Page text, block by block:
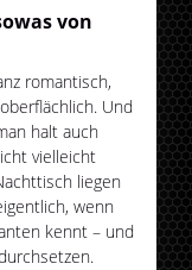
von
romantisch,
Und
halt auch
vielleicht
liegen
wenn
kennt – und